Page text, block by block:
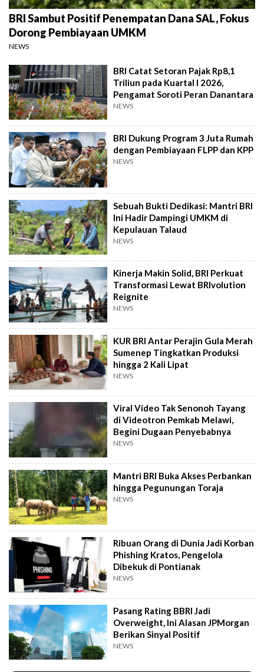
BRI Sambut Positif Penempatan Dana SAL, Fokus
Dorong Pembiayaan UMKM
NEWS
BRI Catat Setoran Pajak Rp8,1
Triliun pada Kuartal I 2026,
Pengamat Soroti Peran Danantara
NEWS
BRI Dukung Program 3 Juta Rumah
dengan Pembiayaan FLPP dan KPP
NEWS
Sebuah Bukti Dedikasi: Mantri BRI
Ini Hadir Dampingi UMKM di
Kepulauan Talaud
NEWS
Kinerja Makin Solid, BRI Perkuat
Transformasi Lewat BRIvolution
Reignite
NEWS
KUR BRI Antar Perajin Gula Merah
Sumenep Tingkatkan Produksi
hingga 2 Kali Lipat
NEWS
Viral Video Tak Senonoh Tayang
di Videotron Pemkab Melawi,
Begini Dugaan Penyebabnya
NEWS
Mantri BRI Buka Akses Perbankan
hingga Pegunungan Toraja
NEWS
Ribuan Orang di Dunia Jadi Korban
Phishing Kratos, Pengelola
Dibekuk di Pontianak
NEWS
Pasang Rating BBRI Jadi
Overweight, Ini Alasan JPMorgan
Berikan Sinyal Positif
NEWS